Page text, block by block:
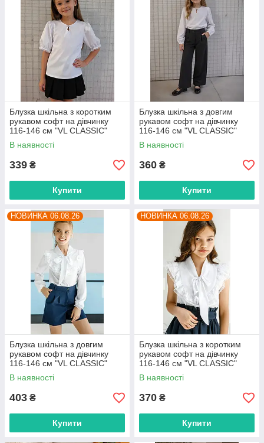
Блузка шкільна з коротким
рукавом софт на дівчинку
116-146 см "VL CLASSIC"
недорого від прямого
постачальника
В наявності
339 ₴
Купити
Блузка шкільна з довгим
рукавом софт на дівчинку
116-146 см "VL CLASSIC"
недорого від прямого
постачальника
В наявності
360 ₴
Купити
НОВИНКА 06.08.26
Блузка шкільна з довгим
рукавом софт на дівчинку
116-146 см "VL CLASSIC"
недорого від прямого
постачальника
В наявності
403 ₴
Купити
НОВИНКА 06.08.26
Блузка шкільна з коротким
рукавом софт на дівчинку
116-146 см "VL CLASSIC"
недорого від прямого
постачальника
В наявності
370 ₴
Купити